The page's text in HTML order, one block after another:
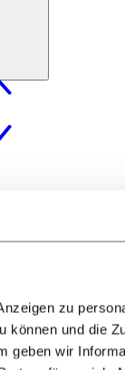
zu
können und die
geben wir
Zurück